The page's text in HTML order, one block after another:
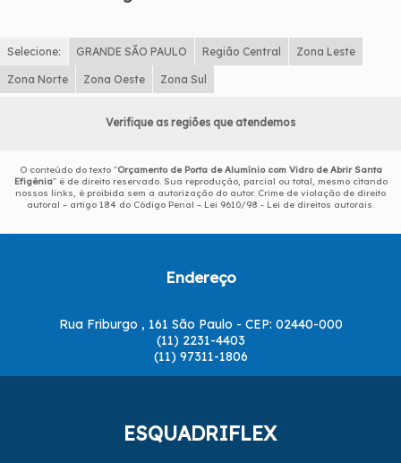
Selecione: GRANDE SÃO PAULO Região Central Zona Leste
Zona Norte Zona Oeste Zona Sul
Verifique as regiões que atendemos
O conteúdo do texto "Orçamento de Porta de Alumínio com Vidro de Abrir Santa
Efigênia" é de direito reservado. Sua reprodução, parcial ou total, mesmo citando
nossos links, é proibida sem a autorização do autor. Crime de violação de direito
autoral – artigo 184 do Código Penal – Lei 9610/98 - Lei de direitos autorais
Endereço
Rua Friburgo , 161 São Paulo - CEP: 02440-000
(11) 2231-4403
(11) 97311-1806
ESQUADRIFLEX